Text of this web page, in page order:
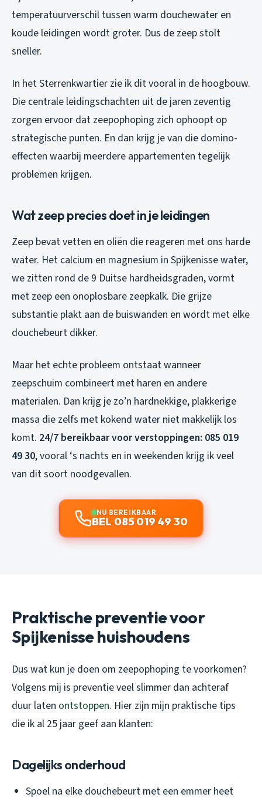
temperatuurverschil tussen warm douchewater en
koude leidingen wordt groter. Dus de zeep stolt
sneller.
In het Sterrenkwartier zie ik dit vooral in de hoogbouw.
Die centrale leidingschachten uit de jaren zeventig
zorgen ervoor dat zeepophoping zich ophoopt op
strategische punten. En dan krijg je van die domino-
effecten waarbij meerdere appartementen tegelijk
problemen krijgen.
Wat zeep precies doet in je leidingen
Zeep bevat vetten en oliën die reageren met ons harde
water. Het calcium en magnesium in Spijkenisse water,
we zitten rond de 9 Duitse hardheidsgraden, vormt
met zeep een onoplosbare zeepkalk. Die grijze
substantie plakt aan de buiswanden en wordt met elke
douchebeurt dikker.
Maar het echte probleem ontstaat wanneer
zeepschuim combineert met haren en andere
materialen. Dan krijg je zo’n hardnekkige, plakkerige
massa die zelfs met kokend water niet makkelijk los
komt. 24/7 bereikbaar voor verstoppingen: 085 019
49 30, vooral ‘s nachts en in weekenden krijg ik veel
van dit soort noodgevallen.
NU BEREIKBAAR
BEL 085 019 49 30
Praktische preventie voor
Spijkenisse huishoudens
Dus wat kun je doen om zeepophoping te voorkomen?
Volgens mij is preventie veel slimmer dan achteraf
duur laten ontstoppen. Hier zijn mijn praktische tips
die ik al 25 jaar geef aan klanten:
Dagelijks onderhoud
Spoel na elke douchebeurt met een emmer heet